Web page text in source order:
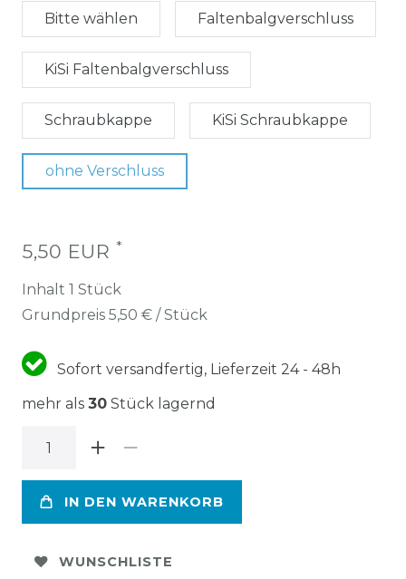
Bitte wählen Faltenbalgverschluss
KiSi Faltenbalgverschluss
Schraubkappe KiSi Schraubkappe
ohne Verschluss
5,50 EUR *
Inhalt 1 Stück
Grundpreis 5,50 € / Stück
Sofort versandfertig, Lieferzeit 24 - 48h
mehr als 30 Stück lagernd
IN DEN WARENKORB
WUNSCHLISTE